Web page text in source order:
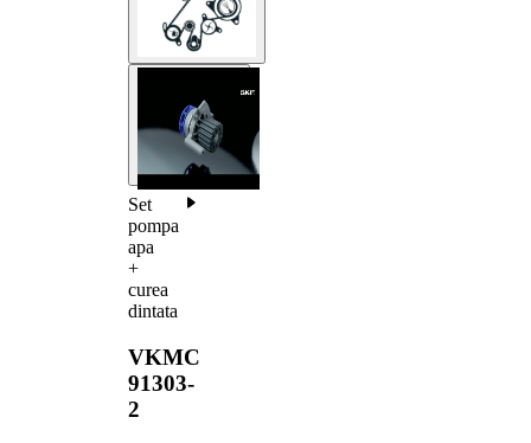
Set
pompa
apa
+
curea
dintata
VKMC
91303-
2